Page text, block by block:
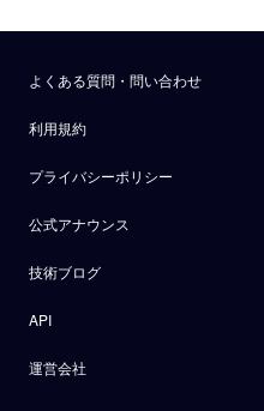
よくある質問・問い合わせ
利用規約
プライバシーポリシー
公式アナウンス
技術ブログ
API
運営会社